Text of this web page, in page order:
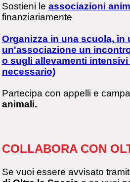
Sostieni le associazioni
finanziariamente
Organizza in una scuola, in
un'associazione un
o sugli allevamenti
necessario)
Partecipa con appelli e
animali.
COLLABORA CON
Se vuoi essere avvisato